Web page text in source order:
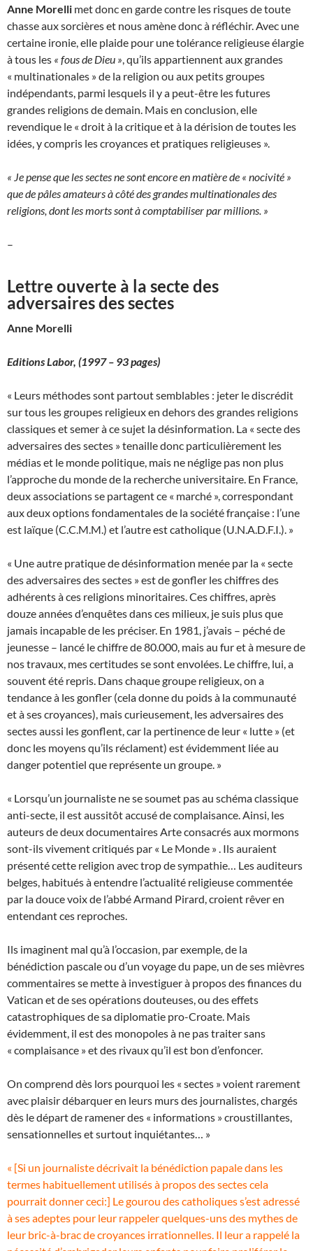
Anne Morelli met donc en garde contre les risques de toute
chasse aux sorcières et nous amène donc à réfléchir. Avec une
certaine ironie, elle plaide pour une tolérance religieuse élargie
à tous les « fous de Dieu » , qu’ils appartiennent aux grandes
« multinationales » de la religion ou aux petits groupes
indépendants, parmi lesquels il y a peut-être les futures
grandes religions de demain. Mais en conclusion, elle
revendique le « droit à la critique et à la dérision de toutes les
idées, y compris les croyances et pratiques religieuses ».
« Je pense que les sectes ne sont encore en matière de « nocivité »
que de pâles amateurs à côté des grandes multinationales des
religions, dont les morts sont à comptabiliser par millions. »
–
Lettre ouverte à la secte des
adversaires des sectes
Anne Morelli
Editions Labor, (1997 – 93 pages)
« Leurs méthodes sont partout semblables : jeter le discrédit
sur tous les groupes religieux en dehors des grandes religions
classiques et semer à ce sujet la désinformation. La « secte des
adversaires des sectes » tenaille donc particulièrement les
médias et le monde politique, mais ne néglige pas non plus
l’approche du monde de la recherche universitaire. En France,
deux associations se partagent ce « marché », correspondant
aux deux options fondamentales de la société française : l’une
est laïque (C.C.M.M.) et l’autre est catholique (U.N.A.D.F.I.). »
« Une autre pratique de désinformation menée par la « secte
des adversaires des sectes » est de gonfler les chiffres des
adhérents à ces religions minoritaires. Ces chiffres, après
douze années d’enquêtes dans ces milieux, je suis plus que
jamais incapable de les préciser. En 1981, j’avais – péché de
jeunesse – lancé le chiffre de 80.000, mais au fur et à mesure de
nos travaux, mes certitudes se sont envolées. Le chiffre, lui, a
souvent été repris. Dans chaque groupe religieux, on a
tendance à les gonfler (cela donne du poids à la communauté
et à ses croyances), mais curieusement, les adversaires des
sectes aussi les gonflent, car la pertinence de leur « lutte » (et
donc les moyens qu’ils réclament) est évidemment liée au
danger potentiel que représente un groupe. »
« Lorsqu’un journaliste ne se soumet pas au schéma classique
anti-secte, il est aussitôt accusé de complaisance. Ainsi, les
auteurs de deux documentaires Arte consacrés aux mormons
sont-ils vivement critiqués par « Le Monde » . Ils auraient
présenté cette religion avec trop de sympathie… Les auditeurs
belges, habitués à entendre l’actualité religieuse commentée
par la douce voix de l’abbé Armand Pirard, croient rêver en
entendant ces reproches.
Ils imaginent mal qu’à l’occasion, par exemple, de la
bénédiction pascale ou d’un voyage du pape, un de ses mièvres
commentaires se mette à investiguer à propos des finances du
Vatican et de ses opérations douteuses, ou des effets
catastrophiques de sa diplomatie pro-Croate. Mais
évidemment, il est des monopoles à ne pas traiter sans
« complaisance » et des rivaux qu’il est bon d’enfoncer.
On comprend dès lors pourquoi les « sectes » voient rarement
avec plaisir débarquer en leurs murs des journalistes, chargés
dès le départ de ramener des « informations » croustillantes,
sensationnelles et surtout inquiétantes… »
« [Si un journaliste décrivait la bénédiction papale dans les
termes habituellement utilisés à propos des sectes cela
pourrait donner ceci:] Le gourou des catholiques s’est adressé
à ses adeptes pour leur rappeler quelques-uns des mythes de
leur bric-à-brac de croyances irrationnelles. Il leur a rappelé la